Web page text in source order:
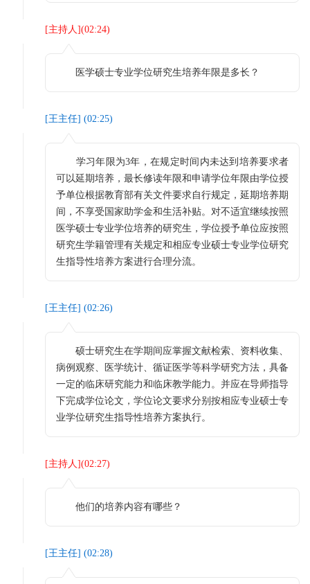
[主持人 ](02:24)
医学硕士专业学位研究生培养年限是多长？
[王主任] (02:25)
学习年限为3年，在规定时间内未达到培养要求者
可以延期培养，最长修读年限和申请学位年限由学位授
予单位根据教育部有关文件要求自行规定，延期培养期
间，不享受国家助学金和生活补贴。对不适宜继续按照
医学硕士专业学位培养的研究生，学位授予单位应按照
研究生学籍管理有关规定和相应专业硕士专业学位研究
生指导性培养方案进行合理分流。
[王主任] (02:26)
硕士研究生在学期间应掌握文献检索、资料收集、
病例观察、医学统计、循证医学等科学研究方法，具备
一定的临床研究能力和临床教学能力。并应在导师指导
下完成学位论文，学位论文要求分别按相应专业硕士专
业学位研究生指导性培养方案执行。
[主持人 ](02:27)
他们的培养内容有哪些？
[王主任] (02:28)